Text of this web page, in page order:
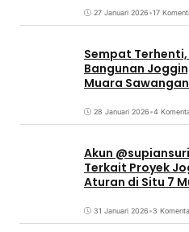
27 Januari 2026•17
Sempat
Bangunan
Muara
28 Januari 2026•4
Akun
Terkait Proyek
Aturan di Situ 7
31 Januari 2026•3